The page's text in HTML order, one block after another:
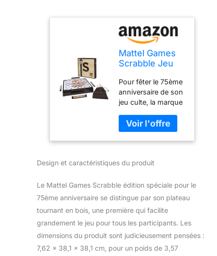
Mattel Games
Scrabble Jeu
Édition Spéciale
75Ème
Anniversaire
avec Plateau
Tournant en
Bois, Lettres Et
2 Modes De
Joueurs, Jouet
Ans, HPK87
Pour fêter le 75ème
anniversaire de son
jeu culte, la marque
en faveur du
développement
durable Parce que
plus que les mots
planète, les tuiles,
les chevalets et la
boîte de jeu de
cette version sont
en bois certifié FSC,
l’emballage est
fabriqué à partir de
Design et caractéristiques du produit
Le Mattel Games Scrabble édition spéciale pour le
75ème anniversaire se distingue par son plateau
tournant en bois, une première qui facilite
grandement le jeu pour tous les participants. Les
dimensions du produit sont judicieusement pensées :
7,62 x 38,1 x 38,1 cm, pour un poids de 3,57